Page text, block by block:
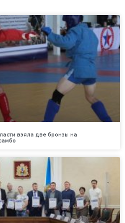
взяла две бронзы на